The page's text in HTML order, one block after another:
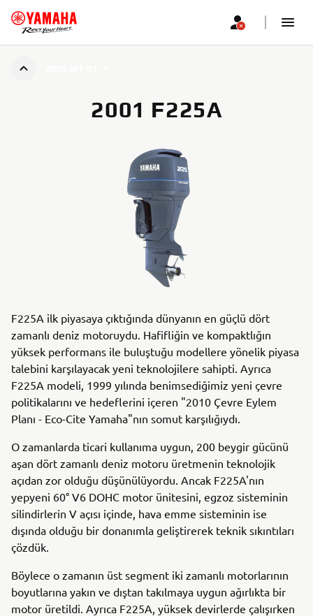
2001 F225A
F225A ilk piyasaya çıktığında dünyanın en güçlü dört
zamanlı deniz motoruydu. Hafifliğin ve kompaktlığın
yüksek performans ile buluştuğu modellere yönelik piyasa
talebini karşılayacak yeni teknolojilere sahipti. Ayrıca
F225A modeli, 1999 yılında benimsediğimiz yeni çevre
politikalarını ve hedeflerini içeren "2010 Çevre Eylem
Planı - Eco-Cite Yamaha"nın somut karşılığıydı.
O zamanlarda ticari kullanıma uygun, 200 beygir gücünü
aşan dört zamanlı deniz motoru üretmenin teknolojik
açıdan zor olduğu düşünülüyordu. Ancak F225A'nın
yepyeni 60° V6 DOHC motor ünitesini, egzoz sisteminin
silindirlerin V açısı içinde, hava emme sisteminin ise
dışında olduğu bir donanımla geliştirerek teknik sıkıntıları
çözdük.
Böylece o zamanın üst segment iki zamanlı motorlarının
boyutlarına yakın ve dıştan takılmaya uygun ağırlıkta bir
motor üretildi. Ayrıca F225A, yüksek devirlerde çalışırken